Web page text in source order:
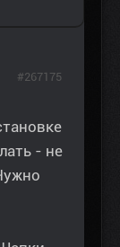
- не
#267175